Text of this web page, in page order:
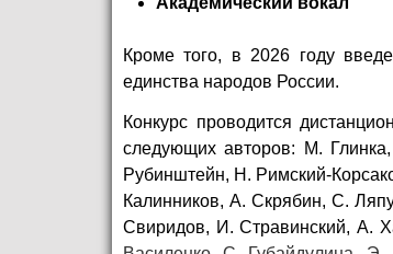
Кроме того, в 2026 году
единства народов России.
Конкурс проводится
следующих авторов: М.
Рубинштейн, Н. Римский-
Калинников, А. Скрябин, С.
Свиридов, И. Стравинский, А.